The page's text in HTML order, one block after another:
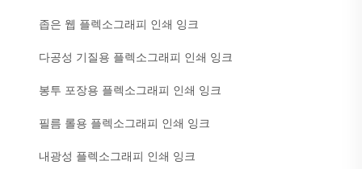
좁은 웹 플렉소그래피 인쇄 잉크
다공성 기질용 플렉소그래피 인쇄 잉크
봉투 포장용 플렉소그래피 인쇄 잉크
필름 롤용 플렉소그래피 인쇄 잉크
내광성 플렉소그래피 인쇄 잉크